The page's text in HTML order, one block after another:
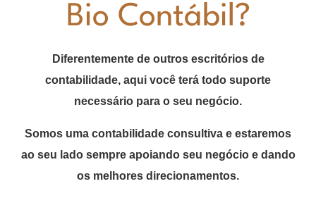
Bio Contábil?
Diferentemente de outros escritórios de
contabilidade, aqui você terá todo suporte
necessário para o seu negócio.
Somos uma contabilidade consultiva e estaremos
ao seu lado sempre apoiando seu negócio e dando
os melhores direcionamentos.